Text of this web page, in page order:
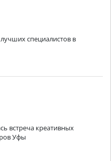
специалистов в
встреча креативных
Уфы